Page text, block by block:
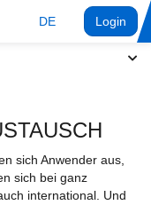
DE Login
sich Anwender aus,
sich bei ganz
international. Und